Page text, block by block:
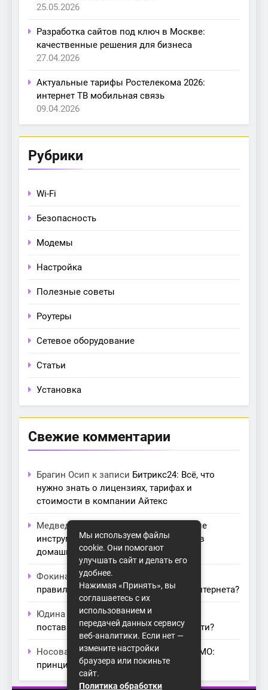
25.05.2026
Разработка сайтов под ключ в Москве:
качественные решения для бизнеса
27.04.2026
Актуальные тарифы Ростелекома 2026:
интернет ТВ мобильная связь
09.04.2026
Рубрики
Wi-Fi
Безопасность
Модемы
Настройка
Полезные советы
Роутеры
Сетевое оборудование
Статьи
Установка
Свежие комментарии
Брагин Осип к записи Битрикс24: Всё, что
нужно знать о лицензиях, тарифах и
стоимости в компании Айтекс
Медведева Амалия
Основные
инструменты для создания серверов в
домашних условиях
Фокина Невак записи
правильный модем для домашнего интернета?
Юдина Ивонак записиПроблемы с
поставщиками интернета: как их обойти?
Носова Агатак записиТехнология MIMO:
принципы работы и её преимущества
Мы используем файлы
cookie. Они помогают
улучшать сайт и делать его
удобнее.
Нажимая «Принять», вы
соглашаетесь с их
использованием и
передачей данных сервису
веб-аналитики. Если нет —
измените настройки
браузера или покиньте
сайт.
Политика обработки